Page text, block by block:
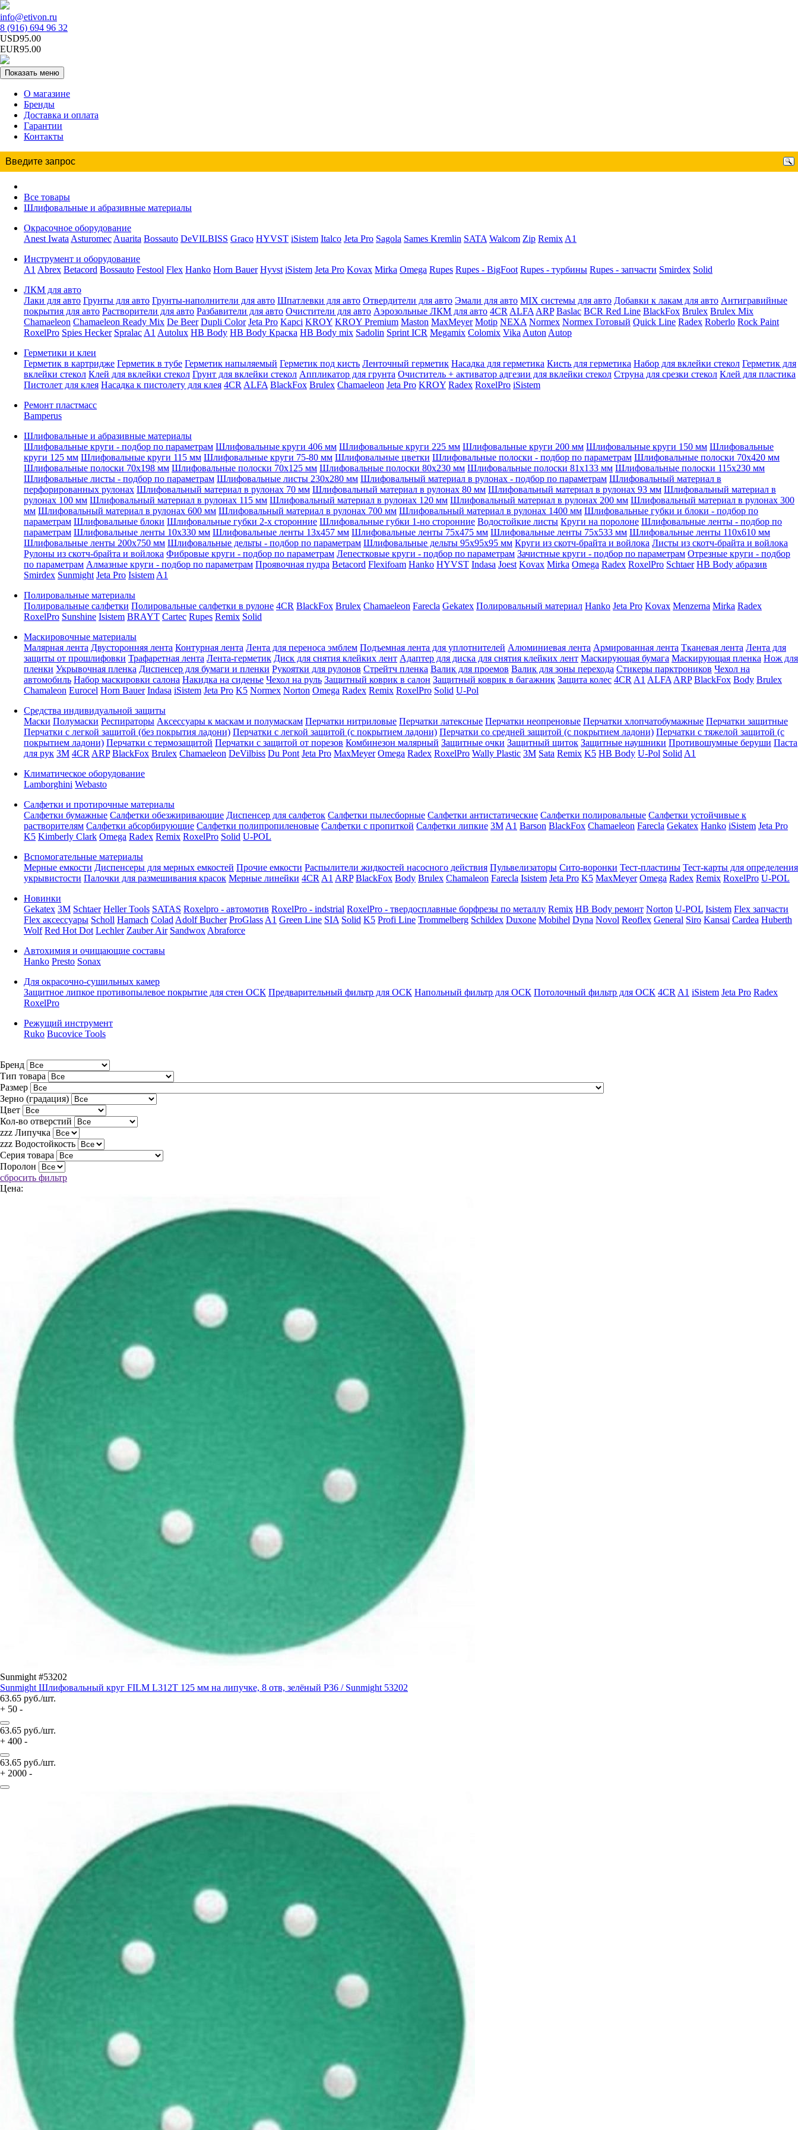
info@etivon.ru
8 (916) 694 96 32
USD95.00
EUR95.00
Показать меню
О магазине
Бренды
Доставка и оплата
Гарантии
Контакты
Все товары
Шлифовальные и абразивные материалы
Окрасочное оборудование
Anest Iwata Asturomec Auarita Bossauto DeVILBISS Graco HYVST iSistem Italco Jeta Pro Sagola Sames Kremlin SATA Walcom Zip Remix A1
Инструмент и оборудование
A1 Abrex Betacord Bossauto Festool Flex Hanko Horn Bauer Hyvst iSistem Jeta Pro Kovax Mirka Omega Rupes Rupes - BigFoot Rupes - турбины Rupes - запчасти Smirdex Solid
ЛКМ для авто
Лаки для авто Грунты для авто Грунты-наполнители для авто Шпатлевки для авто Отвердители для авто Эмали для авто MIX системы для авто Добавки к лакам для авто Антигравийные
покрытия для авто Растворители для авто Разбавители для авто Очистители для авто Аэрозольные ЛКМ для авто 4CR ALFA ARP Baslac BCR Red Line BlackFox Brulex Brulex Mix
Chamaeleon Chamaeleon Ready Mix De Beer Dupli Color Jeta Pro Kapci KROY KROY Premium Maston MaxMeyer Motip NEXA Normex Normex Готовый Quick Line Radex Roberlo Rock Paint
RoxelPro Spies Hecker Spralac A1 Autolux HB Body HB Body Краска HB Body mix Sadolin Sprint ICR Megamix Colomix Vika Auton Autop
Герметики и клеи
Герметик в картридже Герметик в тубе Герметик напыляемый Герметик под кисть Ленточный герметик Насадка для герметика Кисть для герметика Набор для вклейки стекол Герметик для
вклейки стекол Клей для вклейки стекол Грунт для вклейки стекол Аппликатор для грунта Очиститель + активатор адгезии для вклейки стекол Струна для срезки стекол Клей для пластика
Пистолет для клея Насадка к пистолету для клея 4CR ALFA BlackFox Brulex Chamaeleon Jeta Pro KROY Radex RoxelPro iSistem
Ремонт пластмасс
Bamperus
Шлифовальные и абразивные материалы
Шлифовальные круги - подбор по параметрам Шлифовальные круги 406 мм Шлифовальные круги 225 мм Шлифовальные круги 200 мм Шлифовальные круги 150 мм Шлифовальные
круги 125 мм Шлифовальные круги 115 мм Шлифовальные круги 75-80 мм Шлифовальные цветки Шлифовальные полоски - подбор по параметрам Шлифовальные полоски 70x420 мм
Шлифовальные полоски 70x198 мм Шлифовальные полоски 70x125 мм Шлифовальные полоски 80x230 мм Шлифовальные полоски 81x133 мм Шлифовальные полоски 115x230 мм
Шлифовальные листы - подбор по параметрам Шлифовальные листы 230x280 мм Шлифовальный материал в рулонах - подбор по параметрам Шлифовальный материал в
перфорированных рулонах Шлифовальный материал в рулонах 70 мм Шлифовальный материал в рулонах 80 мм Шлифовальный материал в рулонах 93 мм Шлифовальный материал в
рулонах 100 мм Шлифовальный материал в рулонах 115 мм Шлифовальный материал в рулонах 120 мм Шлифовальный материал в рулонах 200 мм Шлифовальный материал в рулонах 300
мм Шлифовальный материал в рулонах 600 мм Шлифовальный материал в рулонах 700 мм Шлифовальный материал в рулонах 1400 мм Шлифовальные губки и блоки - подбор по
параметрам Шлифовальные блоки Шлифовальные губки 2-х сторонние Шлифовальные губки 1-но сторонние Водостойкие листы Круги на поролоне Шлифовальные ленты - подбор по
параметрам Шлифовальные ленты 10x330 мм Шлифовальные ленты 13x457 мм Шлифовальные ленты 75x475 мм Шлифовальные ленты 75x533 мм Шлифовальные ленты 110x610 мм
Шлифовальные ленты 200x750 мм Шлифовальные дельты - подбор по параметрам Шлифовальные дельты 95x95x95 мм Круги из скотч-брайта и войлока Листы из скотч-брайта и войлока
Рулоны из скотч-брайта и войлока Фибровые круги - подбор по параметрам Лепестковые круги - подбор по параметрам Зачистные круги - подбор по параметрам Отрезные круги - подбор
по параметрам Алмазные круги - подбор по параметрам Проявочная пудра Betacord Flexifoam Hanko HYVST Indasa Joest Kovax Mirka Omega Radex RoxelPro Schtaer HB Body абразив
Smirdex Sunmight Jeta Pro Isistem A1
Полировальные материалы
Полировальные салфетки Полировальные салфетки в рулоне 4CR BlackFox Brulex Chamaeleon Farecla Gekatex Полировальный материал Hanko Jeta Pro Kovax Menzerna Mirka Radex
RoxelPro Sunshine Isistem BRAYT Cartec Rupes Remix Solid
Маскировочные материалы
Малярная лента Двусторонняя лента Контурная лента Лента для переноса эмблем Подъемная лента для уплотнителей Алюминиевая лента Армированная лента Тканевая лента Лента для
защиты от прошлифовки Трафаретная лента Лента-герметик Диск для снятия клейких лент Адаптер для диска для снятия клейких лент Маскирующая бумага Маскирующая пленка Нож для
пленки Укрывочная пленка Диспенсер для бумаги и пленки Рукоятки для рулонов Стрейтч пленка Валик для проемов Валик для зоны перехода Стикеры парктроников Чехол на
автомобиль Набор маскировки салона Накидка на сиденье Чехол на руль Защитный коврик в салон Защитный коврик в багажник Защита колес 4CR A1 ALFA ARP BlackFox Body Brulex
Chamaleon Eurocel Horn Bauer Indasa iSistem Jeta Pro K5 Normex Norton Omega Radex Remix RoxelPro Solid U-Pol
Средства индивидуальной защиты
Маски Полумаски Респираторы Аксессуары к маскам и полумаскам Перчатки нитриловые Перчатки латексные Перчатки неопреновые Перчатки хлопчатобумажные Перчатки защитные
Перчатки с легкой защитой (без покрытия ладони) Перчатки с легкой защитой (с покрытием ладони) Перчатки со средней защитой (с покрытием ладони) Перчатки с тяжелой защитой (с
покрытием ладони) Перчатки с термозащитой Перчатки с защитой от порезов Комбинезон малярный Защитные очки Защитный щиток Защитные наушники Противошумные беруши Паста
для рук 3M 4CR ARP BlackFox Brulex Chamaeleon DeVilbiss Du Pont Jeta Pro MaxMeyer Omega Radex RoxelPro Wally Plastic 3M Sata Remix K5 HB Body U-Pol Solid A1
Климатическое оборудование
Lamborghini Webasto
Салфетки и протирочные материалы
Салфетки бумажные Салфетки обезжиривающие Диспенсер для салфеток Салфетки пылесборные Салфетки антистатические Салфетки полировальные Салфетки устойчивые к
растворителям Салфетки абсорбирующие Салфетки полипропиленовые Салфетки с пропиткой Салфетки липкие 3M A1 Barson BlackFox Chamaeleon Farecla Gekatex Hanko iSistem Jeta Pro
K5 Kimberly Clark Omega Radex Remix RoxelPro Solid U-POL
Вспомогательные материалы
Мерные емкости Диспенсеры для мерных емкостей Прочие емкости Распылители жидкостей насосного действия Пульвелизаторы Сито-воронки Тест-пластины Тест-карты для определения
укрывистости Палочки для размешивания красок Мерные линейки 4CR A1 ARP BlackFox Body Brulex Chamaleon Farecla Isistem Jeta Pro K5 MaxMeyer Omega Radex Remix RoxelPro U-POL
Новинки
Gekatex 3M Schtaer Heller Tools SATAS Roxelpro - автомотив RoxelPro - indstrial RoxelPro - твердосплавные борфрезы по металлу Remix HB Body ремонт Norton U-POL Isistem Flex запчасти
Flex аксессуары Scholl Hamach Colad Adolf Bucher ProGlass A1 Green Line SIA Solid K5 Profi Line Trommelberg Schildex Duxone Mobihel Dyna Novol Reoflex General Siro Kansai Cardea Huberth
Wolf Red Hot Dot Lechler Zauber Air Sandwox Abraforce
Автохимия и очищающие составы
Hanko Presto Sonax
Для окрасочно-сушильных камер
Защитное липкое противопылевое покрытие для стен ОСК Предварительный фильтр для ОСК Напольный фильтр для ОСК Потолочный фильтр для ОСК 4CR A1 iSistem Jeta Pro Radex
RoxelPro
Режущий инструмент
Ruko Bucovice Tools
Бренд
Тип товара
Размер
Зерно (градация)
Цвет
Кол-во отверстий
zzz Липучка
zzz Водостойкость
Серия товара
Поролон
сбросить фильтр
Цена:
Sunmight #53202
Sunmight Шлифовальный круг FILM L312T 125 мм на липучке, 8 отв, зелёный P36 / Sunmight 53202
63.65 руб./шт.
+ 50 -
63.65 руб./шт.
+ 400 -
63.65 руб./шт.
+ 2000 -